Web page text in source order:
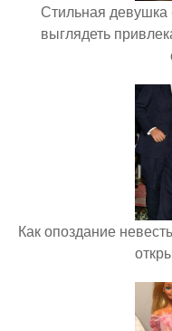
Стильная девушка
выглядеть
Как опоздание